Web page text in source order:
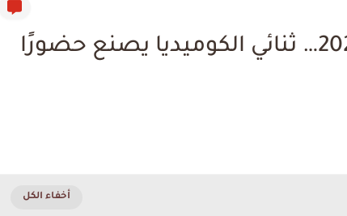
ريتشارد ونانسي في الفجيرة 2026… ثنائي الكوميديا يصنع حضورًا